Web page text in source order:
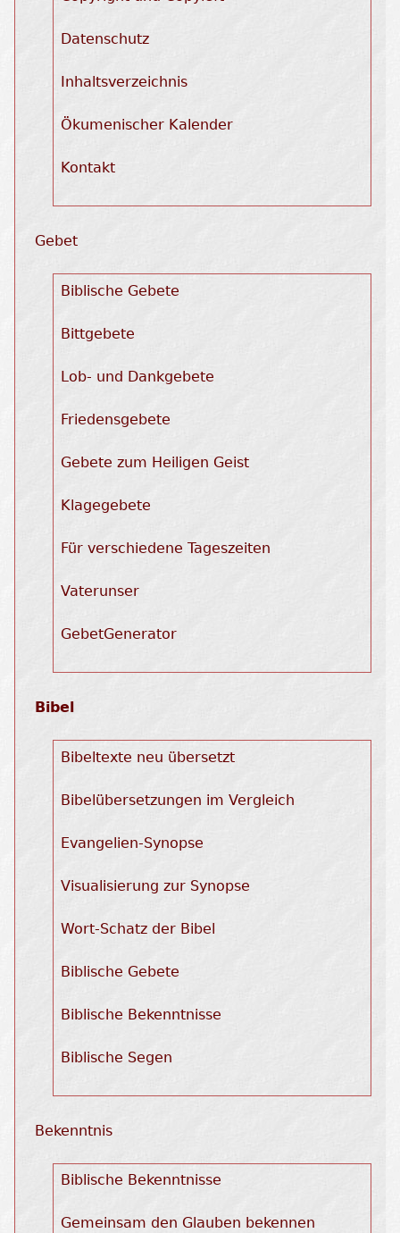
Datenschutz
Inhaltsverzeichnis
Ökumenischer Kalender
Kontakt
Gebet
Biblische Gebete
Bittgebete
Lob- und Dankgebete
Friedensgebete
Gebete zum Heiligen Geist
Klagegebete
Für verschiedene Tageszeiten
Vaterunser
GebetGenerator
Bibel
Bibeltexte neu übersetzt
Bibelübersetzungen im Vergleich
Evangelien-Synopse
Visualisierung zur Synopse
Wort-Schatz der Bibel
Biblische Gebete
Biblische Bekenntnisse
Biblische Segen
Bekenntnis
Biblische Bekenntnisse
Gemeinsam den Glauben bekennen